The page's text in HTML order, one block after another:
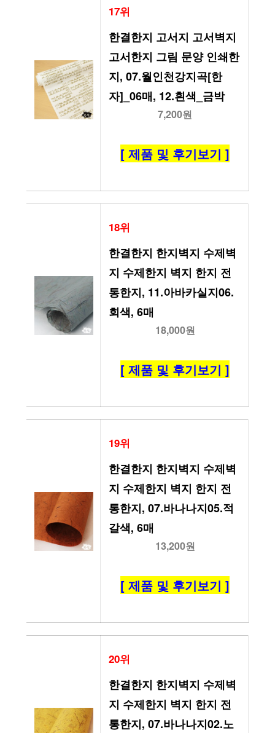
17위
한결한지 고서지 고서벽지
고서한지 그림 문양 인쇄한
지, 07.월인천강지곡[한
자]_06매, 12.흰색_금박
7,200원
[ 제품 및 후기보기 ]
18위
한결한지 한지벽지 수제벽
지 수제한지 벽지 한지 전
통한지, 11.아바카실지06.
회색, 6매
18,000원
[ 제품 및 후기보기 ]
19위
한결한지 한지벽지 수제벽
지 수제한지 벽지 한지 전
통한지, 07.바나나지05.적
갈색, 6매
13,200원
[ 제품 및 후기보기 ]
20위
한결한지 한지벽지 수제벽
지 수제한지 벽지 한지 전
통한지, 07.바나나지02.노